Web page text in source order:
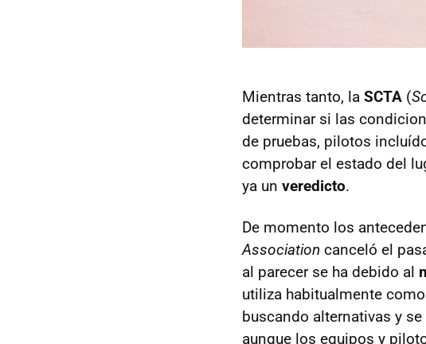
Mientras tanto, la SCTA (
determinar si las
de pruebas, pilotos
comprobar el estado del
ya un veredicto.
De momento los
Association canceló el
al parecer se ha debido al
utiliza habitualmente
buscando alternativas y
aunque los equipos y